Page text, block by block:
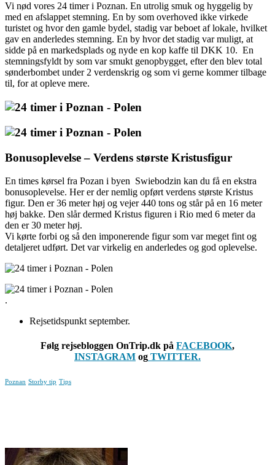
Vi nød vores 24 timer i Poznan. En utrolig smuk og hyggelig by
med en afslappet stemning. En by som overhoved ikke virkede
turistet og hvor den gamle bydel, stadig var beboet af lokale, hvilket
gav en anderledes stemning. En by hvor det stadig var muligt, at
sidde på en markedsplads og nyde en kop kaffe til DKK 10. En
stemningsfyldt by som var smukt genopbygget, efter den blev total
sønderbombet under 2 verdenskrig og som vi gerne kommer tilbage
til, for at opleve mere.
Bonusoplevelse – Verdens største Kristusfigur
En times kørsel fra Pozan i byen Swiebodzin kan du få en ekstra
bonusoplevelse. Her er der nemlig opført verdens største Kristus
figur. Den er 36 meter høj og vejer 440 tons og står på en 16 meter
høj bakke. Den slår dermed Kristus figuren i Rio med 6 meter da
den er 30 meter høj.
Vi kørte forbi og så den imponerende figur som var meget fint og
detaljeret udført. Det var virkelig en anderledes og god oplevelse.
.
Rejsetidspunkt september.
Følg rejsebloggen OnTrip.dk på FACEBOOK,
INSTAGRAM og TWITTER.
Poznan Storby tip Tips